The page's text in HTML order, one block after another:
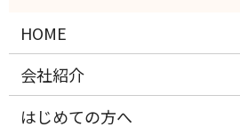
HOME
会社紹介
はじめての方へ